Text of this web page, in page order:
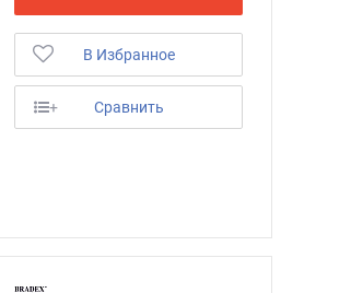
В Избранное
+ Сравнить